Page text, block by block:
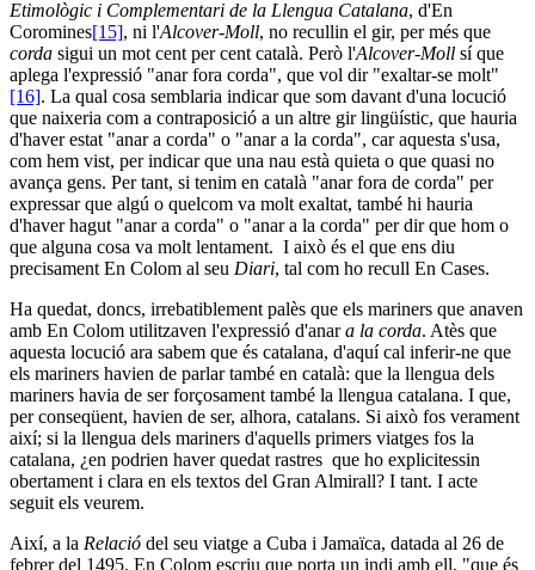
Etimològic i Complementari de la Llengua Catalana, d'En
Coromines[15], ni l'Alcover-Moll, no recullin el gir, per més que
corda sigui un mot cent per cent català. Però l'Alcover-Moll sí que
aplega l'expressió "anar fora corda", que vol dir "exaltar-se molt"
[16]. La qual cosa semblaria indicar que som davant d'una locució
que naixeria com a contraposició a un altre gir lingüístic, que hauria
d'haver estat "anar a corda" o "anar a la corda", car aquesta s'usa,
com hem vist, per indicar que una nau està quieta o que quasi no
avança gens. Per tant, si tenim en català "anar fora de corda" per
expressar que algú o quelcom va molt exaltat, també hi hauria
d'haver hagut "anar a corda" o "anar a la corda" per dir que hom o
que alguna cosa va molt lentament. I això és el que ens diu
precisament En Colom al seu Diari, tal com ho recull En Cases.
Ha quedat, doncs, irrebatiblement palès que els mariners que anaven
amb En Colom utilitzaven l'expressió d'anara la corda. Atès que
aquesta locució ara sabem que és catalana, d'aquí cal inferir-ne que
els mariners havien de parlar també en català: que la llengua dels
mariners havia de ser forçosament també la llengua catalana. I que,
per conseqüent, havien de ser, alhora, catalans. Si això fos verament
així; si la llengua dels mariners d'aquells primers viatges fos la
catalana, ¿en podrien haver quedat rastres que ho explicitessin
obertament i clara en els textos del Gran Almirall? I tant. I acte
seguit els veurem.
Així, a la Relació del seu viatge a Cuba i Jamaïca, datada al 26 de
febrer del 1495, En Colom escriu que porta un indi amb ell, "que és